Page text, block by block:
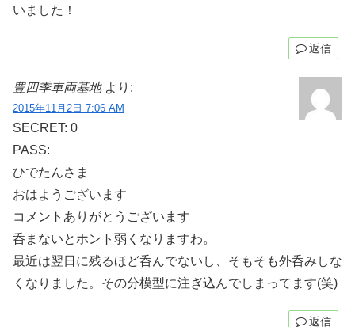
いました！
返信
豊四季車両基地 より:
2015年11月2日 7:06 AM
SECRET: 0
PASS:
ひでたんさま
おはようございます
コメントありがとうございます
呑まないとホント弱くなりますわ。
最近は翌日に残るほど呑んでないし、そもそも外呑みしな
くなりました。その分模型に注ぎ込んでしまってます(笑)
返信